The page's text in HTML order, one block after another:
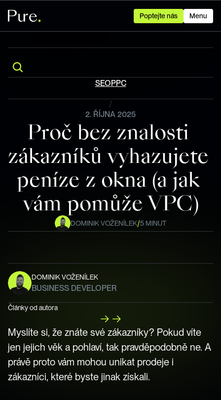
Menu
Poptejte nás
Blog
SEOPPC
/
2. ŘÍJNA 2025
Proč bez znalosti
zákazníků vyhazujete
peníze z okna (a jak
vám pomůže VPC)
DOMINIK VOŽENÍLEK/5 MINUT
DOMINIK VOŽENÍLEK
BUSINESS DEVELOPER
Články od autora
Myslíte si, že znáte své zákazníky? Pokud víte
jen jejich věk a pohlaví, tak pravděpodobně ne. A
právě proto vám mohou unikat prodeje i
zákazníci, které byste jinak získali.